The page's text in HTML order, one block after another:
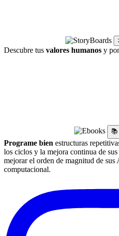
Descubre tus valores humanos y
📚
Programe bien estructuras
los ciclos y la mejora continua de
mejorar el orden de magnitud de
computacional.